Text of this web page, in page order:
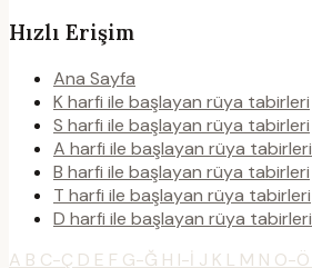
Hızlı Erişim
Ana Sayfa
K harfi ile başlayan rüya tabirleri
S harfi ile başlayan rüya tabirleri
A harfi ile başlayan rüya tabirleri
B harfi ile başlayan rüya tabirleri
T harfi ile başlayan rüya tabirleri
D harfi ile başlayan rüya tabirleri
A B C-Ç D E F G-Ğ H I-İ J K L M N O-Ö